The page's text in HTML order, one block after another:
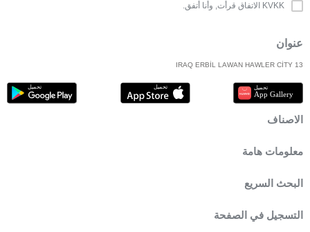
KVKK الاتفاق قرأت, وأنا أتفق.
عنوان
IRAQ ERBİL LAWAN HAWLER CİTY 13
الاصناف
معلومات هامة
البحث السريع
التسجيل في الصفحة